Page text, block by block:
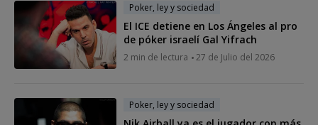
Poker, ley y sociedad
El ICE detiene en Los Ángeles al pro
de póker israelí Gal Yifrach
2 min de lectura 27 de Julio del 2026
Poker, ley y sociedad